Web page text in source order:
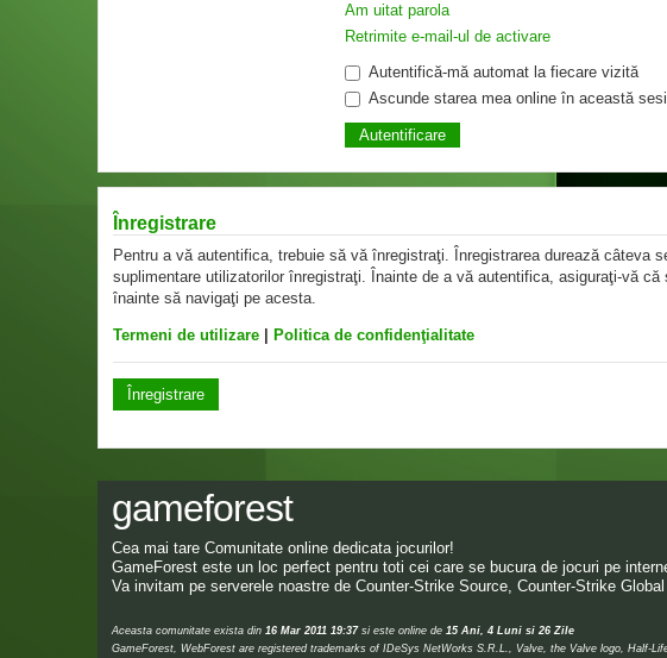
Am uitat parola
Retrimite e-mail-ul de activare
Autentifică-mă automat la fiecare vizită
Ascunde starea mea online în această
Înregistrare
Pentru a vă autentifica, trebuie să vă înregistraţi. Înregistrarea durează câteva
suplimentare utilizatorilor înregistraţi. Înainte de a vă autentifica, asiguraţi-vă
înainte să navigaţi pe acesta.
Termeni de utilizare Politica de confidenţialitate
Înregistrare
gameforest
Cea mai tare Comunitate online dedicata jocurilor!
GameForest este un loc perfect pentru toti cei care se bucura de jocuri pe
Va invitam pe serverele noastre de Counter-Strike Source, Counter-Strike
Aceasta comunitate exista din 16 Mar 2011 19:37si este online de 15 Ani, 4 Luni si 26 Zile
GameForest, WebForest are registered trademarks of IDeSys NetWorks S.R.L., Valve, the Valve logo, Half-